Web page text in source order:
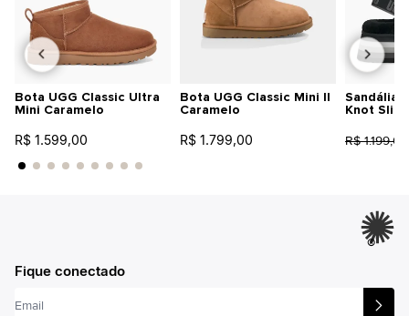
Bota UGG Classic Ultra
Mini Caramelo
R$ 1.599,00
Bota UGG Classic Mini II
Caramelo
R$ 1.799,00
Sandália
Knot
R$ 1.199,00
®
Fique conectado